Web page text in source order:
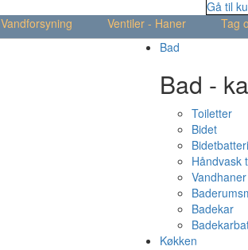
Gå til
Vandforsyning
Ventiler - Haner Tag
Bad
Bad -
Toiletter
Bidet
Håndvask
Badekar
Køkken